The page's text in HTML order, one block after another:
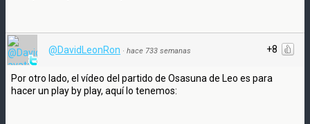
+8
@DavidLeonRon · hace 733 semanas
Por otro lado, el vídeo del partido de Osasuna de Leo es para
hacer un play by play, aquí lo tenemos: